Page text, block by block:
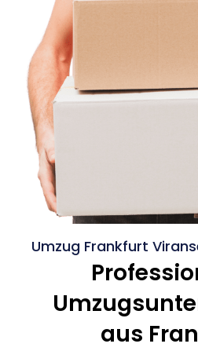
Umzug Frankfurt
aus